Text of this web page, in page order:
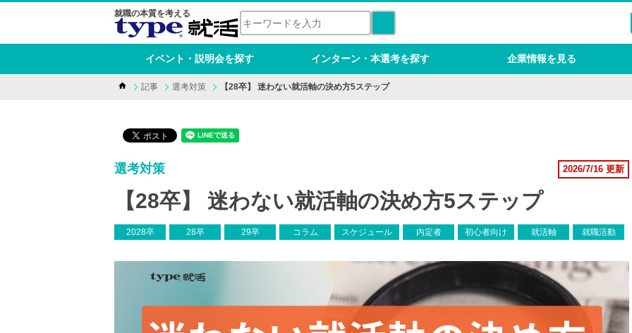
就職の本質を考える
イベント・説明会を探す インターン・本選考を探す 企業情報を見る
記事 選考対策 【28卒】 迷わない就活軸の決め方5ステップ
2026/7/16 更新
選考対策
【28卒】 迷わない就活軸の決め方5ステップ
2028卒 28卒 29卒 コラム スケジュール 内定者 初心者向け 就活軸 就職活動